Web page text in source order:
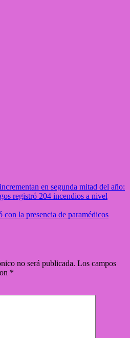
en segunda mitad del año:
registró 204 incendios a nivel
con la presencia de paramédicos
no será publicada. Los campos
*